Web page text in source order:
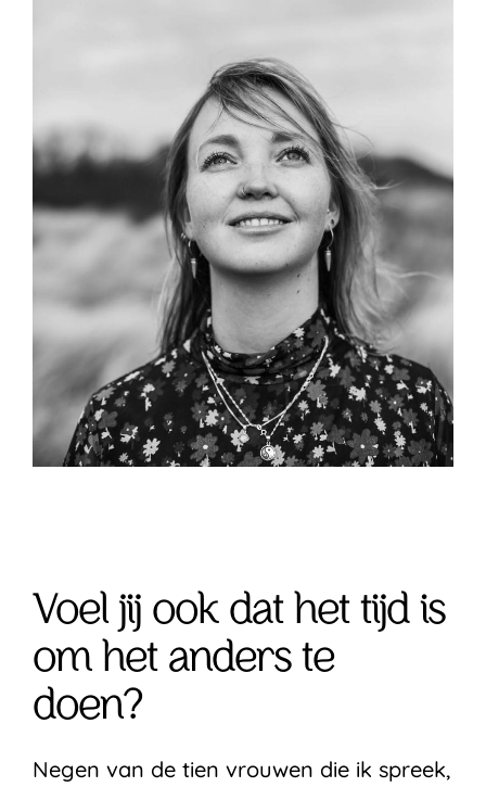
Voel jij ook dat het tijd is
om het anders te
doen?
Negen van de tien vrouwen die ik spreek,